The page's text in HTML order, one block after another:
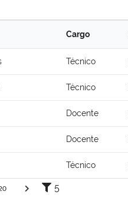
Cargo
Técnico
Técnico
Docente
Docente
Técnico
5